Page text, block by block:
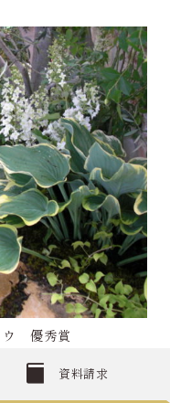
資料請求
ウ 優秀賞